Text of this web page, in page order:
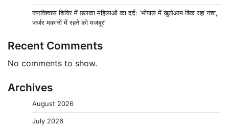
जनविश्वास शिविर में छलका महिलाओं का दर्द: ‘भोपाल में खुलेआम बिक रहा नशा,
जर्जर मकानों में रहने को मजबूर’
Recent Comments
No comments to show.
Archives
August 2026
July 2026